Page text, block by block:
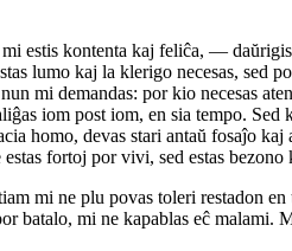
estis kontenta kaj feliĉa, —
lumo kaj la klerigo necesas, sed
mi demandas: por kio necesas
iom post iom, en sia tempo.
homo, devas stari antaŭ fosaĵo
fortoj por vivi, sed estas
mi ne plu povas toleri restadon
batalo, mi ne kapablas eĉ